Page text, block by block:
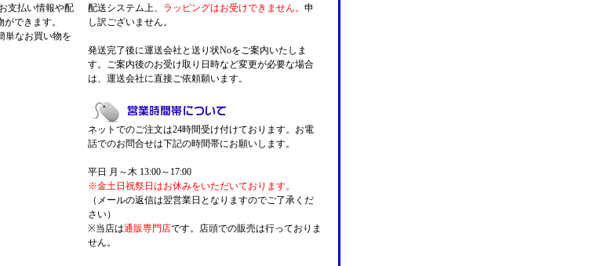
支払い情報や配
できます。
単なお買い物を
配送システム上、
ラッピングはお受けできません。 申
し訳ございません。
発送完了後に運送会社と送り状Noをご案内いたしま
す。ご案内後のお受け取り日時など変更が必要な場合
は、運送会社に直接ご依頼願います。
ネットでのご注文は24時間受け付けております。お電
話でのお問合せは下記の時間帯にお願いします。
平日 月～木 13:00～17:00
※金土日祝祭日はお休みをいただいております。
（メールの返信は翌営業日となりますのでご了承くだ
さい）
※当店は通販専門店です。店頭での販売は行っておりま
せん。